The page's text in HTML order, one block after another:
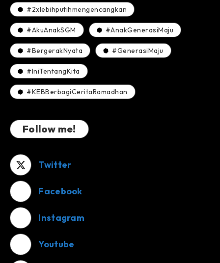
#2xlebihputihmengencangkan
#AkuAnakSGM #AnakGenerasiMaju
#BergerakNyata #GenerasiMaju
#IniTentangKita
#KEBBerbagiCeritaRamadhan
Follow me!
Twitter
Facebook
Instagram
Youtube